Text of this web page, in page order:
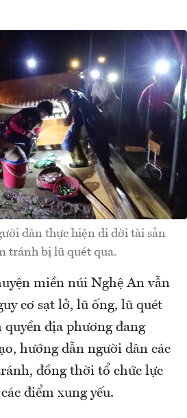
dân thực hiện di dời tài sản
tránh bị lũ quét qua.
miền núi Nghệ An vẫn
cơ sạt lở, lũ ống, lũ quét
địa phương đang
hướng dẫn người dân các
đồng thời tổ chức lực
điểm xung yếu.